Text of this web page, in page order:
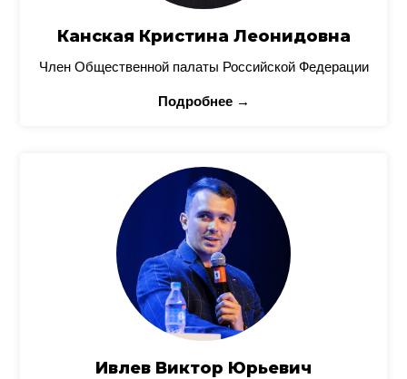
Канская Кристина Леонидовна
Член Общественной палаты Российской Федерации
Подробнее →
Ивлев Виктор Юрьевич